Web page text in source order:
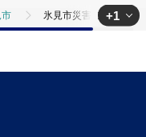
氷見市災害支援【返礼
+1